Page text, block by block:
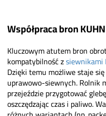
Współpraca bron
Kluczowym atutem bron
kompatybilność zsiewnikami
Dzięki temu możliwe staje
uprawowo-siewnych. Rolnik
przejeździe przygotować
oszczędzając czas i paliwo.